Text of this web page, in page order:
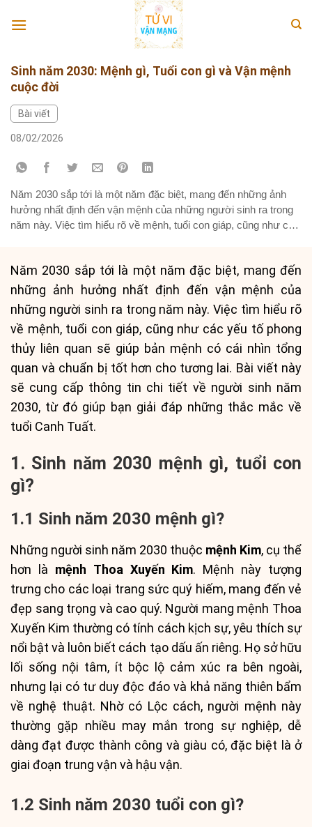
Sinh năm 2030: Mệnh gì, Tuổi con gì và Vận mệnh
cuộc đời
Bài viết
08/02/2026
Năm 2030 sắp tới là một năm đặc biệt, mang đến những ảnh
hưởng nhất định đến vận mệnh của những người sinh ra trong
năm này. Việc tìm hiểu rõ về mệnh, tuổi con giáp, cũng như các
Năm 2030 sắp tới là một năm đặc biệt, mang đến
những ảnh hưởng nhất định đến vận mệnh của
những người sinh ra trong năm này. Việc tìm hiểu rõ
về mệnh, tuổi con giáp, cũng như các yếu tố phong
thủy liên quan sẽ giúp bản mệnh có cái nhìn tổng
quan và chuẩn bị tốt hơn cho tương lai. Bài viết này
sẽ cung cấp thông tin chi tiết về người sinh năm
2030, từ đó giúp bạn giải đáp những thắc mắc về
tuổi Canh Tuất.
1. Sinh năm 2030 mệnh gì, tuổi con
gì?
1.1 Sinh năm 2030 mệnh gì?
Những người sinh năm 2030 thuộc mệnh Kim, cụ thể
hơn là mệnh Thoa Xuyến Kim. Mệnh này tượng
trưng cho các loại trang sức quý hiếm, mang đến vẻ
đẹp sang trọng và cao quý. Người mang mệnh Thoa
Xuyến Kim thường có tính cách kịch sự, yêu thích sự
nổi bật và luôn biết cách tạo dấu ấn riêng. Họ sở hữu
lối sống nội tâm, ít bộc lộ cảm xúc ra bên ngoài,
nhưng lại có tư duy độc đáo và khả năng thiên bẩm
về nghệ thuật. Nhờ có Lộc cách, người mệnh này
thường gặp nhiều may mắn trong sự nghiệp, dễ
dàng đạt được thành công và giàu có, đặc biệt là ở
giai đoạn trung vận và hậu vận.
1.2 Sinh năm 2030 tuổi con gì?